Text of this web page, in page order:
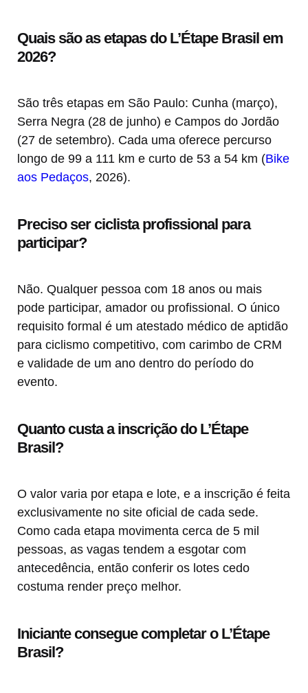
Quais são as etapas do L’Étape Brasil em
2026?
São três etapas em São Paulo: Cunha (março),
Serra Negra (28 de junho) e Campos do Jordão
(27 de setembro). Cada uma oferece percurso
longo de 99 a 111 km e curto de 53 a 54 km (Bike
aos Pedaços, 2026).
Preciso ser ciclista profissional para
participar?
Não. Qualquer pessoa com 18 anos ou mais
pode participar, amador ou profissional. O único
requisito formal é um atestado médico de aptidão
para ciclismo competitivo, com carimbo de CRM
e validade de um ano dentro do período do
evento.
Quanto custa a inscrição do L’Étape
Brasil?
O valor varia por etapa e lote, e a inscrição é feita
exclusivamente no site oficial de cada sede.
Como cada etapa movimenta cerca de 5 mil
pessoas, as vagas tendem a esgotar com
antecedência, então conferir os lotes cedo
costuma render preço melhor.
Iniciante consegue completar o L’Étape
Brasil?